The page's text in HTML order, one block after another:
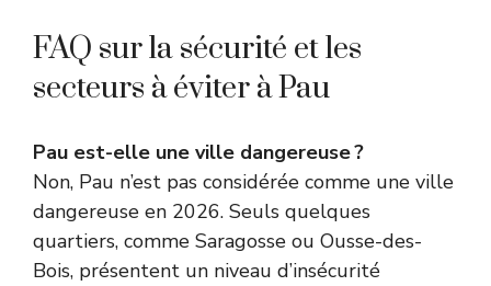
FAQ sur la sécurité et les
secteurs à éviter à Pau
Pau est-elle une ville dangereuse ?
Non, Pau n’est pas considérée comme une ville
dangereuse en 2026. Seuls quelques
quartiers, comme Saragosse ou Ousse-des-
Bois, présentent un niveau d’insécurité